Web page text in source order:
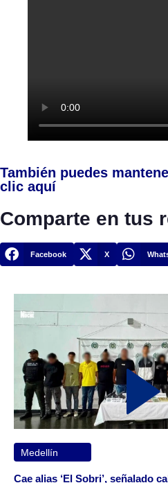
También puedes
clic aquí
Comparte en tus
Facebook X
Medellín
Cae alias ‘El Sobri’, señalado